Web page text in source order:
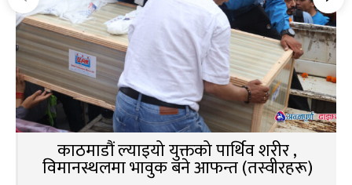
काठमाडौं ल्याइयो युक्तको पार्थिव शरीर ,
विमानस्थलमा भावुक बने आफन्त (तस्वीरहरू)